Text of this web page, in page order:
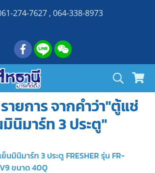
274-7627 , 064-338-8973
ายการ จากคำว่า"ตู้แช่
นิมาร์ท 3 ประตู"
นมินิมาร์ท 3 ประตู FRESHER รุ่น FR-
ขนาด 40Q